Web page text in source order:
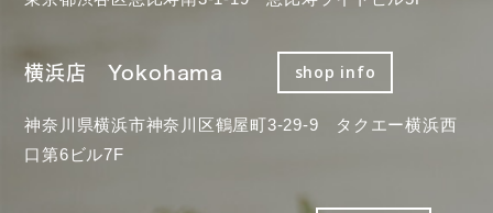
横浜店 Yokohama shop info
神奈川県横浜市神奈川区鶴屋町3-29-9 タクエー横浜西
口第6ビル7F